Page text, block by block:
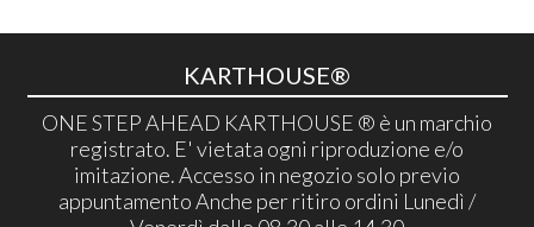
KARTHOUSE®
ONE STEP AHEAD KARTHOUSE ® è un marchio
registrato. E' vietata ogni riproduzione e/o
imitazione. Accesso in negozio solo previo
appuntamento Anche per ritiro ordini Lunedì /